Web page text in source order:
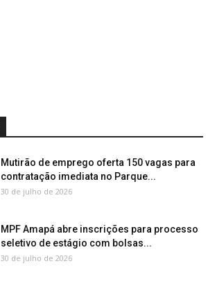
Mutirão de emprego oferta 150 vagas para
contratação imediata no Parque...
30 de julho de 2026
MPF Amapá abre inscrições para processo
seletivo de estágio com bolsas...
30 de julho de 2026